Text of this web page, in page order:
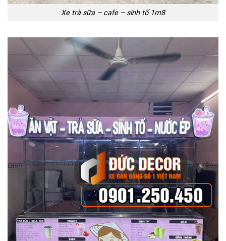
Xe trà sữa – cafe – sinh tố 1m8